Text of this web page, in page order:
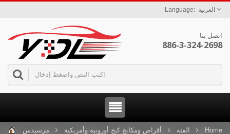
العربية
اتصل بنا
886-3-324-2698
Home الفئة أقراص ومكابح كبح أوروبية وأمريكية
مرسيدس